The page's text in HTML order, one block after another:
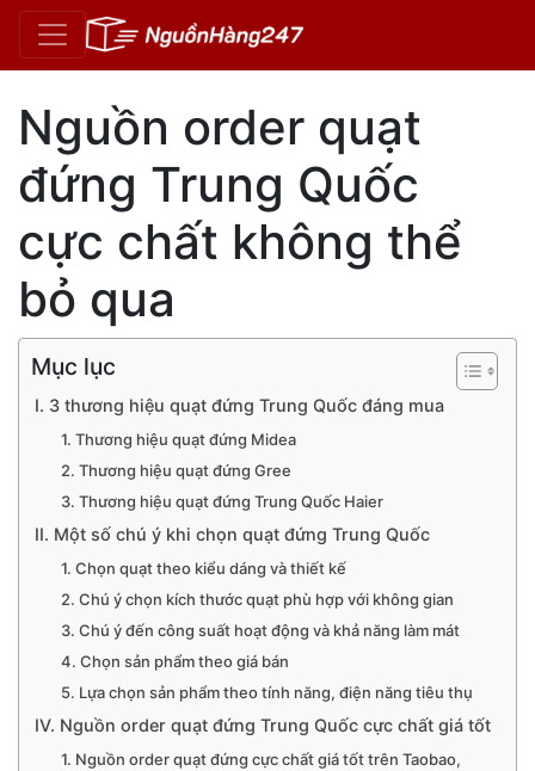
Nguồn order quạt
đứng Trung Quốc
cực chất không thể
bỏ qua
từ lâu đã trở thành lựa chọn
Mục lục
I. 3 thương hiệu quạt đứng Trung Quốc đáng mua
1. Thương hiệu quạt đứng Midea
2. Thương hiệu quạt đứng Gree
3. Thương hiệu quạt đứng Trung Quốc Haier
II. Một số chú ý khi chọn quạt đứng Trung Quốc
1. Chọn quạt theo kiểu dáng và thiết kế
2. Chú ý chọn kích thước quạt phù hợp với không gian
3. Chú ý đến công suất hoạt động và khả năng làm mát
4. Chọn sản phẩm theo giá bán
5. Lựa chọn sản phẩm theo tính năng, điện năng tiêu thụ
IV. Nguồn order quạt đứng Trung Quốc cực chất giá tốt
1. Nguồn order quạt đứng cực chất giá tốt trên Taobao,